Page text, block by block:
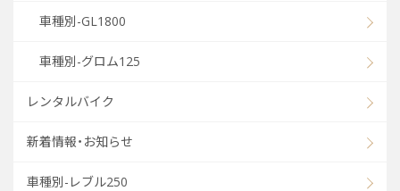
車種別-GL1800
車種別-グロム125
レンタルバイク
新着情報・お知らせ
車種別-レブル250